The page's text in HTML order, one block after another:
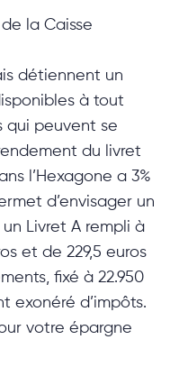
la Caisse
détiennent un
à tout
qui peuvent se
du livret
l’Hexagone a 3%
d’envisager un
Livret A rempli à
et de 229,5 euros
fixé à 22.950
exonéré d’impôts.
votre épargne